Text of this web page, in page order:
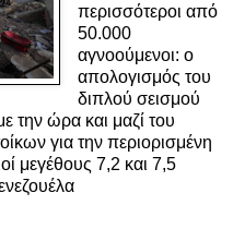
περισσότεροι από
50.000
αγνοούμενοι: ο
απολογισμός του
διπλού σεισμού
την ώρα και μαζί του
για την περιορισμένη
μεγέθους 7,2 και 7,5